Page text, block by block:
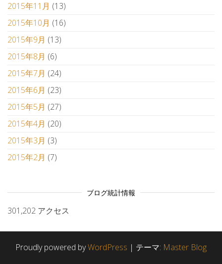
2015年11月 (13)
2015年10月 (16)
2015年9月 (13)
2015年8月 (6)
2015年7月 (24)
2015年6月 (23)
2015年5月 (27)
2015年4月 (20)
2015年3月 (3)
2015年2月 (7)
ブログ統計情報
301,202 アクセス
Proudly powered byWordPress | テーマ: Master Blog